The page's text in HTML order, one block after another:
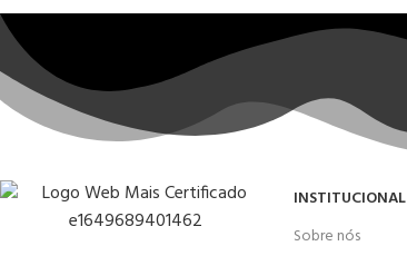
INSTITUCIONAL
Sobre nós